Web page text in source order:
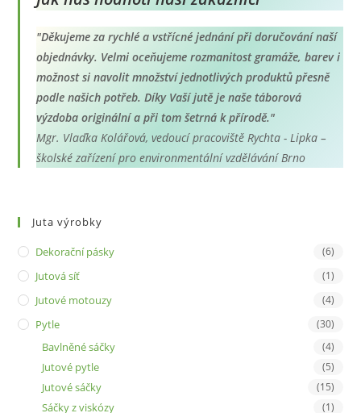
"Děkujeme za rychlé a vstřícné jednání při doručování naší
objednávky. Velmi oceňujeme rozmanitost gramáže, barev i
možnost si navolit množství jednotlivých produktů přesně
podle našich potřeb. Díky Vaší jutě je naše táborová
výzdoba originální a při tom šetrná k přírodě."
Mgr. Vlaďka Kolářová, vedoucí pracoviště Rychta - Lipka –
školské zařízení pro environmentální vzdělávání Brno
Juta výrobky
Dekorační pásky (6)
Jutová síť (1)
Jutové motouzy (4)
Pytle (30)
Bavlněné sáčky (4)
Jutové pytle (5)
Jutové sáčky (15)
Sáčky z viskózy (1)